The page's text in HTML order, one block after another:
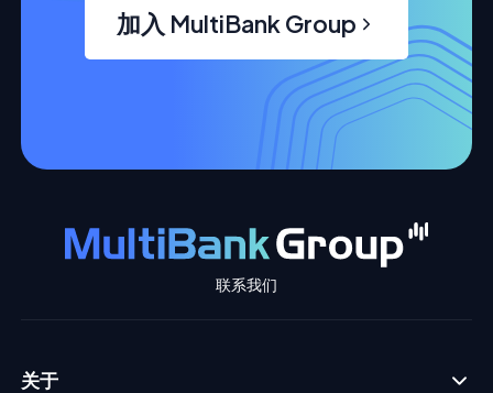
加入 MultiBank Group
联系我们
关于